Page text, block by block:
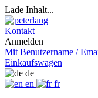
Lade Inhalt...
Kontakt
Anmelden
Mit Benutzername /
Einkaufswagen
de
en
fr